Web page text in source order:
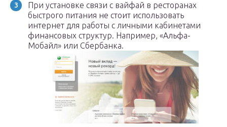
При установке связи с вайфай в ресторанах
быстрого питания не стоит использовать
интернет для работы с личными кабинетами
финансовых структур. Например, «Альфа-
Мобайл» или Сбербанка.